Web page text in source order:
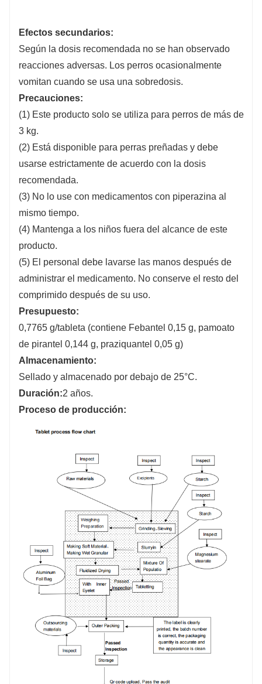
Efectos secundarios:
Según la dosis recomendada no se han observado
reacciones adversas. Los perros ocasionalmente
vomitan cuando se usa una sobredosis.
Precauciones:
(1) Este producto solo se utiliza para perros de más de
3 kg.
(2) Está disponible para perras preñadas y debe
usarse estrictamente de acuerdo con la dosis
recomendada.
(3) No lo use con medicamentos con piperazina al
mismo tiempo.
(4) Mantenga a los niños fuera del alcance de este
producto.
(5) El personal debe lavarse las manos después de
administrar el medicamento. No conserve el resto del
comprimido después de su uso.
Presupuesto:
0,7765 g/tableta (contiene Febantel 0,15 g, pamoato
de pirantel 0,144 g, praziquantel 0,05 g)
Almacenamiento:
Sellado y almacenado por debajo de 25°C.
Duración:2 años.
Proceso de producción: